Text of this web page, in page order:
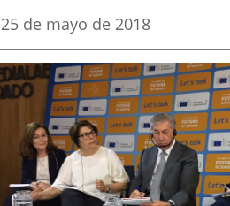
Fecha
la
noticia
25 de mayo de 2018